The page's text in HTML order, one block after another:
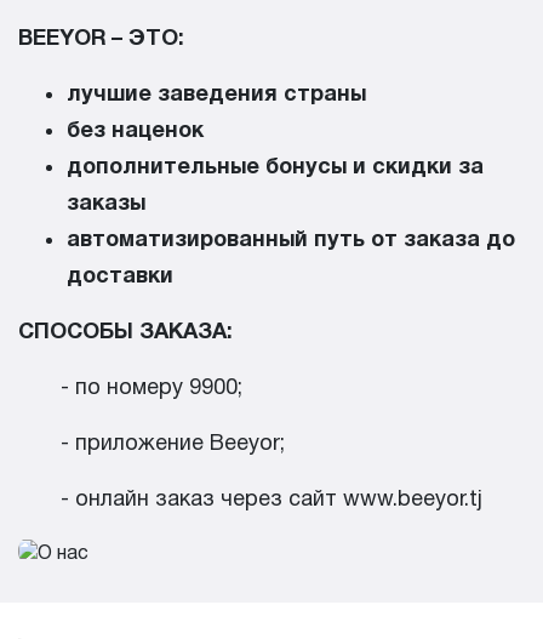
BEEYOR – ЭТО:
лучшие заведения страны
без наценок
дополнительные бонусы и скидки за
заказы
автоматизированный путь от заказа до
доставки
СПОСОБЫ ЗАКАЗА:
- по номеру 9900;
- приложение Beeyor;
- онлайн заказ через сайт www.beeyor.tj